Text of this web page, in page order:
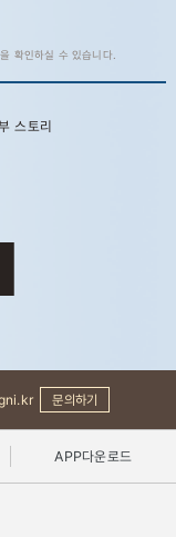
확인하실 수 있습니다.
스토리
문의하기
APP다운로드